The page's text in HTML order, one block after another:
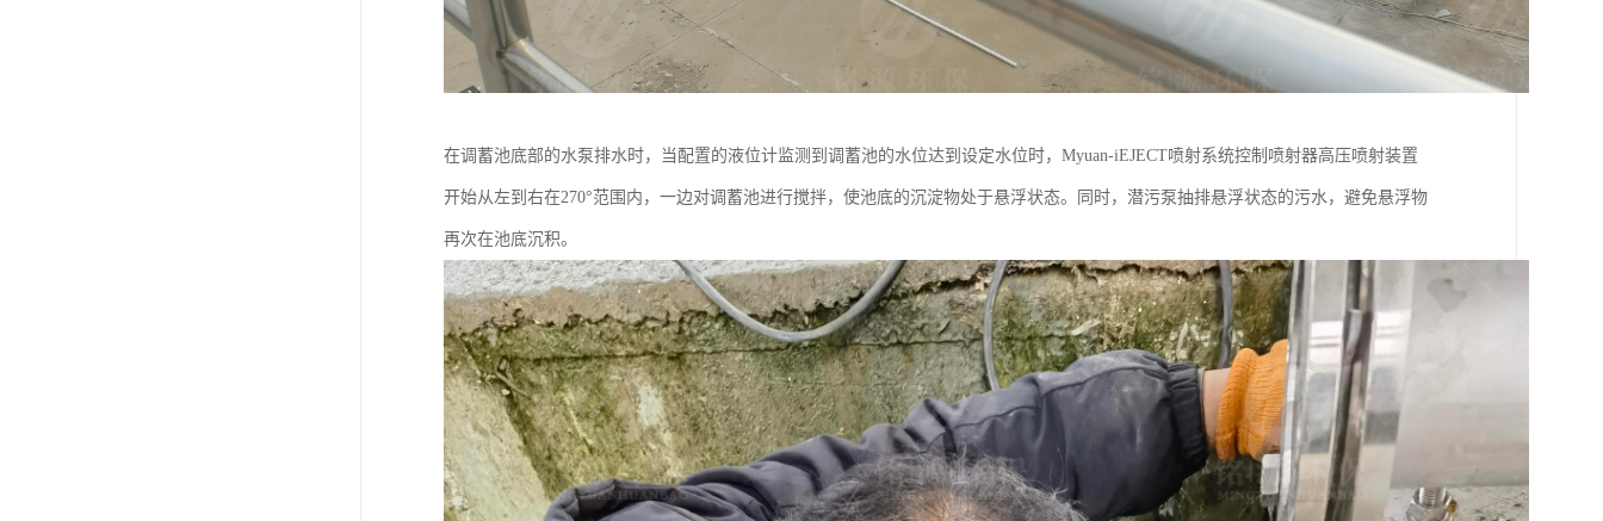
在调蓄池底部的水泵排水时，当配置的液位计监测到调蓄池的水位达到设定水位时，Myuan-iEJECT喷射系统控制喷射器高压喷射装置
开始从左到右在270°范围内，一边对调蓄池进行搅拌，使池底的沉淀物处于悬浮状态。同时，潜污泵抽排悬浮状态的污水，避免悬浮物
再次在池底沉积。